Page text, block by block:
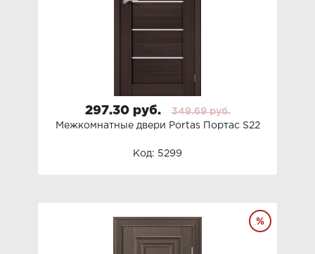
297.30 руб.
349.69 руб.
Межкомнатные двери Portas Портас S22
Код: 5299